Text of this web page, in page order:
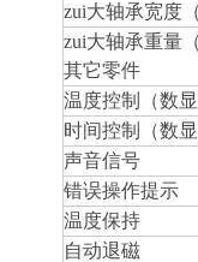
zui大轴承宽度
zui大轴承重量
其它零件
温度控制（数
时间控制（数
声音信号
错误操作提示
温度保持
自动退磁